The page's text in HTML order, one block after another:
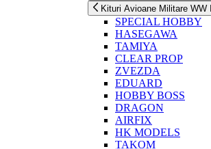
Kituri Avioane Militare WW II
SPECIAL HOBBY
HASEGAWA
TAMIYA
CLEAR PROP
ZVEZDA
EDUARD
HOBBY BOSS
DRAGON
AIRFIX
HK MODELS
TAKOM